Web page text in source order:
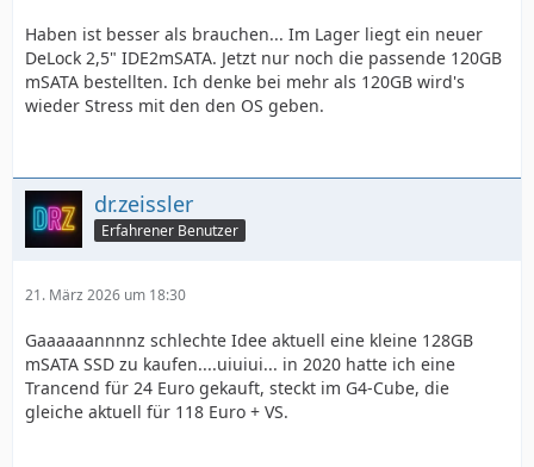
Haben ist besser als brauchen... Im Lager liegt ein neuer
DeLock 2,5" IDE2mSATA. Jetzt nur noch die passende 120GB
mSATA bestellten. Ich denke bei mehr als 120GB wird's
wieder Stress mit den den OS geben.
dr.zeissler
Erfahrener Benutzer
21. März 2026 um 18:30
Gaaaaaannnnz schlechte Idee aktuell eine kleine 128GB
mSATA SSD zu kaufen....uiuiui... in 2020 hatte ich eine
Trancend für 24 Euro gekauft, steckt im G4-Cube, die
gleiche aktuell für 118 Euro + VS.